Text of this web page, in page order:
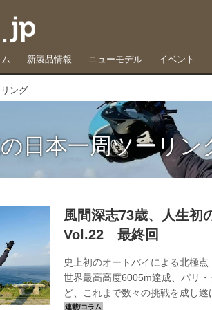
新製品情報 ニューモデル イベント
ング
日本一周ツーリン
風間深志73歳、人生
Vol.22 最終回
史上初のオートバイによる北極点
世界最高高度6005m達成、パリ
ど、これまで数々の挑戦を成し遂